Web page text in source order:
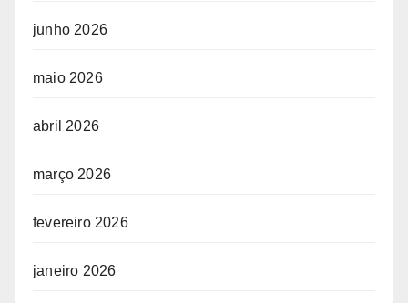
junho 2026
maio 2026
abril 2026
março 2026
fevereiro 2026
janeiro 2026